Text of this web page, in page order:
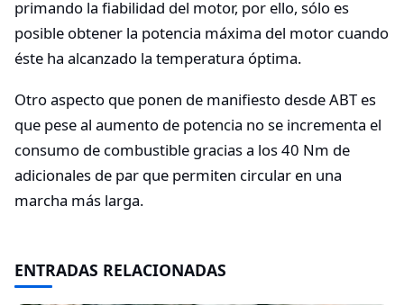
primando la fiabilidad del motor, por ello, sólo es
posible obtener la potencia máxima del motor cuando
éste ha alcanzado la temperatura óptima.
Otro aspecto que ponen de manifiesto desde ABT es
que pese al aumento de potencia no se incrementa el
consumo de combustible gracias a los 40 Nm de
adicionales de par que permiten circular en una
marcha más larga.
ENTRADAS RELACIONADAS